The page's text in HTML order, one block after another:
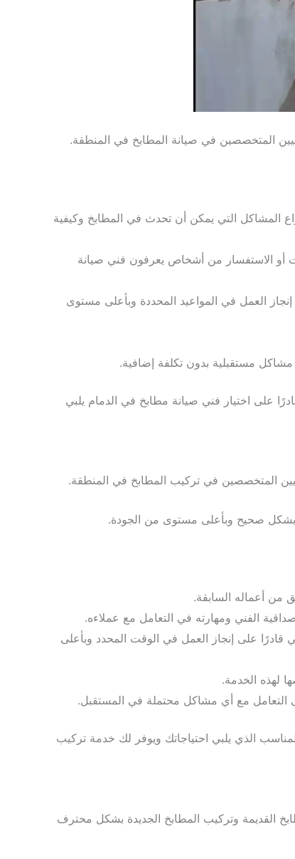
المتخصصين في صيانة المطابخ في المنطقة.
المشاكل التي يمكن أن تحدث في المطابخ وكيفية
أو الاستفسار من أشخاص يعرفون فني صيانة
العمل في المواعيد المحددة وبأعلى مستوى
مستقبلية بدون تكلفة إضافية.
على اختيار فني صيانة مطابخ في الدمام يلبي
المتخصصين في تركيب المطابخ في المنطقة.
بشكل صحيح وبأعلى مستوى من الجودة.
من أعماله السابقة.
الفني ومهارته في التعامل مع عملاءه.
قادرًا على إنجاز العمل في الوقت المحدد وبأعلى
لهذه الخدمة.
التعامل مع أي مشاكل محتملة في المستقبل.
الذي يلبي احتياجاتك ويوفر لك خدمة تركيب
القديمة وتركيب المطابخ الجديدة بشكل محترف